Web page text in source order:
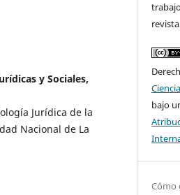
y Sociales,
Jurídica de la
Nacional de La
bajo
Cómo